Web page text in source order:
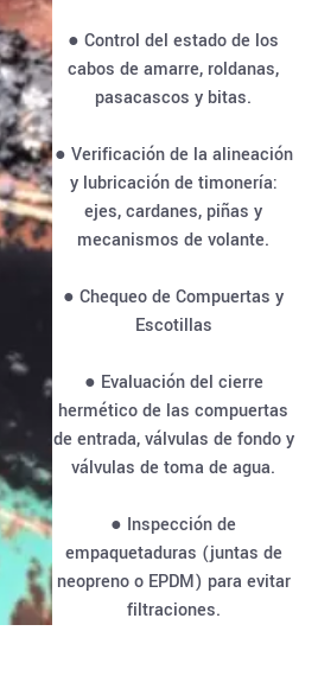
● Control del estado de los
cabos de amarre, roldanas,
pasacascos y bitas.
● Verificación de la alineación
y lubricación de timonería:
ejes, cardanes, piñas y
mecanismos de volante.
● Chequeo de Compuertas y
Escotillas
● Evaluación del cierre
hermético de las compuertas
de entrada, válvulas de fondo y
válvulas de toma de agua.
● Inspección de
empaquetaduras (juntas de
neopreno o EPDM) para evitar
filtraciones.